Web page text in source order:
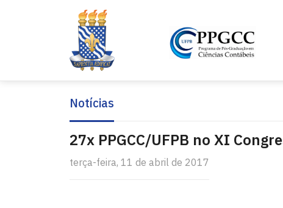
Notícias
27x PPGCC/UFPB no XI
terça-feira, 11 de abril de 2017